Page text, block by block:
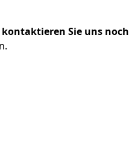
kontaktieren Sie uns noch